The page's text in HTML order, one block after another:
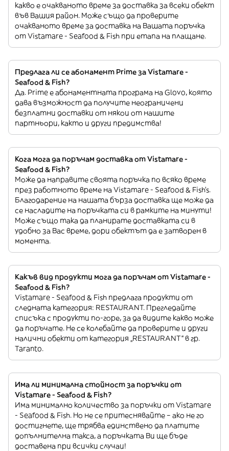
какво е очакваното време за доставка за всеки обект
във Вашия район. Може също да проверите
очакваното време за доставка на Вашата поръчка
от Vistamare - Seafood & Fish при етапа на плащане.
Предлага ли се абонамент Prime за Vistamare -
Seafood & Fish?
Да. Prime е абонаментната програма на Glovo, която
дава възможност да получите неограничени
безплатни доставки от някои от нашите
партньори, както и други предимства!
Кога мога да поръчам доставка от Vistamare -
Seafood & Fish?
Може да направите своята поръчка по всяко време
през работното време на Vistamare - Seafood & Fish’s.
Благодарение на нашата бърза доставка ще може да
се насладите на поръчката си в рамките на минути!
Може също така да планирате доставката си в
удобно за Вас време, дори обектът да е затворен в
момента.
Какъв вид продукти мога да поръчам от Vistamare -
Seafood & Fish?
Vistamare - Seafood & Fish предлага продукти от
следната категория: RESTAURANT. Прегледайте
списъка с продукти по-горе, за да видите какво може
да поръчате. Не се колебайте да проверите и други
налични обекти от категория „RESTAURANT“ в гр.
Taranto.
Има ли минимална стойност за поръчки от
Vistamare - Seafood & Fish?
Има минимално количество за поръчки от Vistamare
- Seafood & Fish. Но не се притеснявайте – ако не го
достигнете, ще трябва единствено да платите
допълнителна такса, а поръчката Ви ще бъде
доставена при всички случаи!